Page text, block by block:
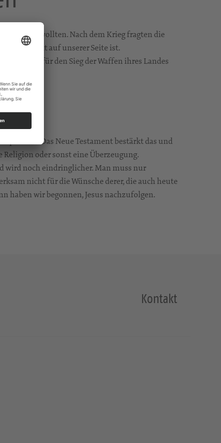
haben wollten. Nach dem Krieg fragten die
dass Gott auf unserer Seite ist.
Ländern für den Sieg der Waffen ihres Landes
aus. Das Neue Testament bestärkt das und
Religion oder sonst eine Überzeugung.
wird noch eindringlicher. Man muss nur
nicht für die Wünsche derer, die auch heute
haben wir begonnen, Jesus nachzufolgen.
Kontakt